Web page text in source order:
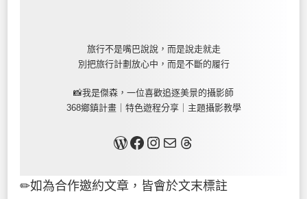
旅行不是嘴巴說說，而是說走就走
別把旅行計劃放心中，而是不斷的履行
📸我是傑森，一位喜歡追逐美景的攝影師
368鄉鎮計畫｜特色遊程分享｜主題攝影教學
關於我Facebook InstagramMail Threads
✏如為合作邀約文章，皆會於文末標註